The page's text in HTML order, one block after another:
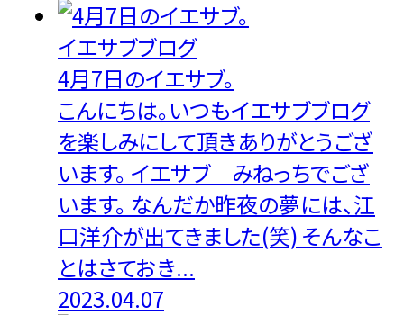
イエサブブログ
4月7日のイエサブ。
こんにちは。いつもイエサブブログ
を楽しみにして頂きありがとうござ
います。 イエサブ みねっちでござ
います。 なんだか昨夜の夢には、江
口洋介が出てきました(笑) そんなこ
とはさておき...
2023.04.07